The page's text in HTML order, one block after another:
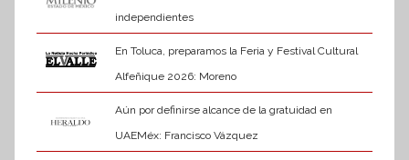
independientes
En Toluca, preparamos la Feria y Festival Cultural
Alfeñique 2026: Moreno
Aún por definirse alcance de la gratuidad en
UAEMéx: Francisco Vázquez